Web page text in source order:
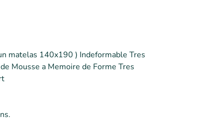
matelas 140x190 ) Indeformable Tres
Mousse a Memoire de Forme Tres